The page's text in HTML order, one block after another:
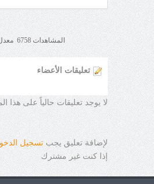
المشاهدات 6758 معدل الترشيح 0
تعليقات الأعضاء
لا يوجد تعليقات حالياً على هذا
لإضافة تعليق يجب تسجيل
إذا كنت غير مشترك